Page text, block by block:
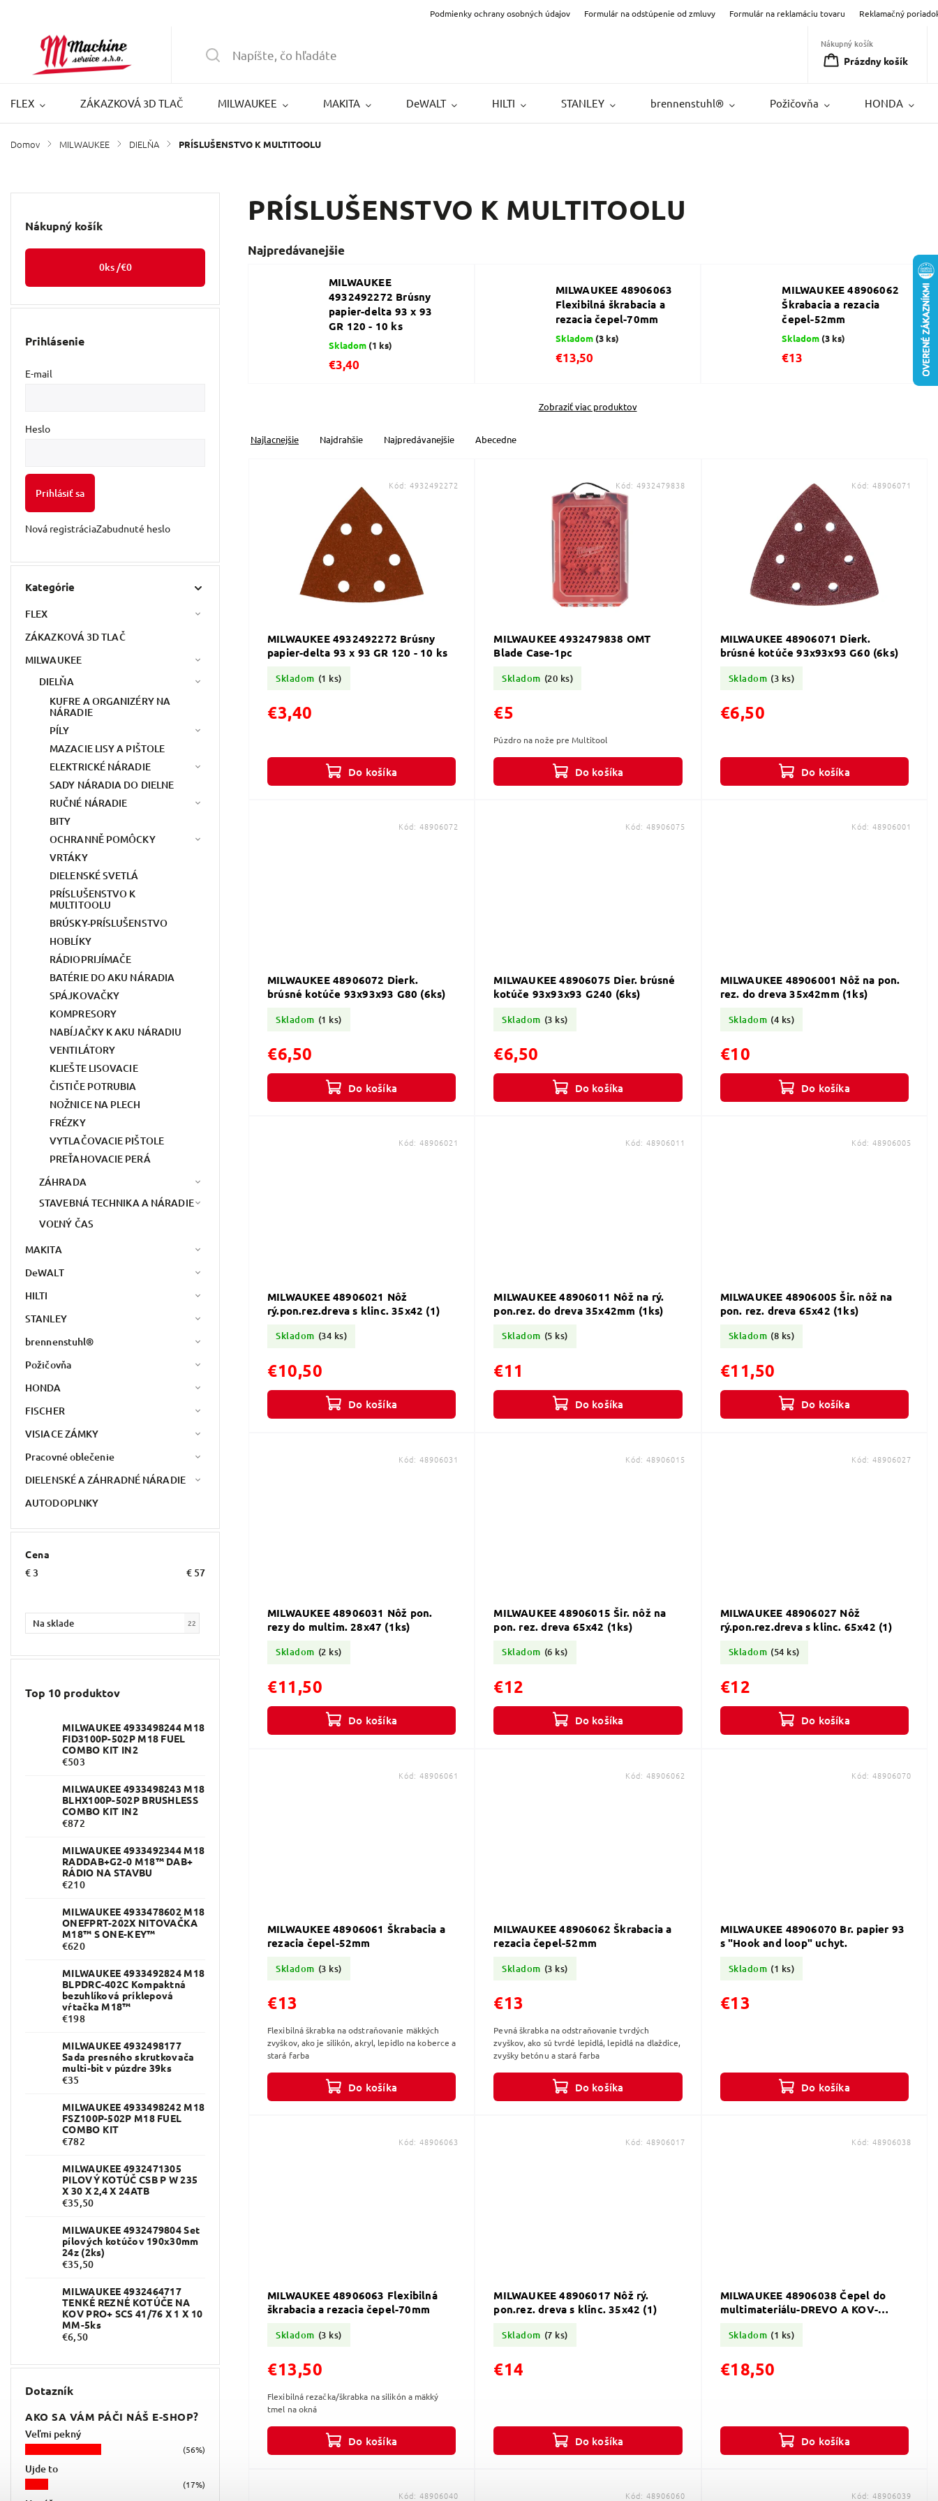
Podmienky ochrany osobných údajov Formulár na odstúpenie od zmluvy Formulár na reklamáciu tovaru Reklamačný
Nákupný košík
Prázdny košík
FLEX ZÁKAZKOVÁ 3D TLAČ MILWAUKEE MAKITA DeWALT HILTI STANLEY brennenstuhl® Požičovňa HONDA
Domov / MILWAUKEE / DIELŇA / PRÍSLUŠENSTVO K MULTITOOLU
Nákupný košík
0ks /€0
Prihlásenie
E-mail
Heslo
Prihlásiť sa
Nová registráciaZabudnuté heslo
Kategórie
FLEX
ZÁKAZKOVÁ 3D TLAČ
MILWAUKEE
DIELŇA
KUFRE A ORGANIZÉRY NA
NÁRADIE
PÍLY
MAZACIE LISY A PIŠTOLE
ELEKTRICKÉ NÁRADIE
SADY NÁRADIA DO DIELNE
RUČNÉ NÁRADIE
BITY
OCHRANNĚ POMÔCKY
VRTÁKY
DIELENSKÉ SVETLÁ
PRÍSLUŠENSTVO K
MULTITOOLU
BRÚSKY-PRÍSLUŠENSTVO
HOBLÍKY
RÁDIOPRIJÍMAČE
BATÉRIE DO AKU NÁRADIA
SPÁJKOVAČKY
KOMPRESORY
NABÍJAČKY K AKU NÁRADIU
VENTILÁTORY
KLIEŠTE LISOVACIE
ČISTIČE POTRUBIA
NOŽNICE NA PLECH
FRÉZKY
VYTLAČOVACIE PIŠTOLE
PREŤAHOVACIE PERÁ
ZÁHRADA
STAVEBNÁ TECHNIKA A NÁRADIE
VOĽNÝ ČAS
MAKITA
DeWALT
HILTI
STANLEY
brennenstuhl®
Požičovňa
HONDA
FISCHER
VISIACE ZÁMKY
Pracovné oblečenie
DIELENSKÉ A ZÁHRADNÉ NÁRADIE
AUTODOPLNKY
Cena
€3 € 57
Na sklade 22
Top 10 produktov
MILWAUKEE 4933498244 M18
FID3100P-502P M18 FUEL
COMBO KIT IN2
€503
MILWAUKEE 4933498243 M18
BLHX100P-502P BRUSHLESS
COMBO KIT IN2
€872
MILWAUKEE 4933492344 M18
RADDAB+G2-0 M18™ DAB+
RÁDIO NA STAVBU
€210
MILWAUKEE 4933478602 M18
ONEFPRT-202X NITOVAČKA
M18™ S ONE-KEY™
€620
MILWAUKEE 4933492824 M18
BLPDRC-402C Kompaktná
bezuhlíková príklepová
vŕtačka M18™
€198
MILWAUKEE 4932498177
Sada presného skrutkovača
multi-bit v púzdre 39ks
€35
MILWAUKEE 4933498242 M18
FSZ100P-502P M18 FUEL
COMBO KIT
€782
MILWAUKEE 4932471305
PILOVÝ KOTÚČ CSB P W 235
X 30 X 2,4 X 24ATB
€35,50
MILWAUKEE 4932479804 Set
pílových kotúčov 190x30mm
24z (2ks)
€35,50
MILWAUKEE 4932464717
TENKÉ REZNÉ KOTÚČE NA
KOV PRO+ SCS 41/76 X 1 X 10
MM-5ks
€6,50
Dotazník
AKO SA VÁM PÁČI NÁŠ E-SHOP?
Veľmi pekný
(56%)
Ujde to
(17%)
PRÍSLUŠENSTVO K MULTITOOLU
Najpredávanejšie
MILWAUKEE
4932492272 Brúsny
papier-delta 93 x 93
GR 120 - 10 ks
Skladom (1 ks)
€3,40
MILWAUKEE 48906063
Flexibilná škrabacia a
rezacia čepel-70mm
Skladom (3 ks)
€13,50
MILWAUKEE 48906062
Škrabacia a rezacia
čepel-52mm
Skladom (3 ks)
€13
Zobraziť viac produktov
Najlacnejšie Najdrahšie Najpredávanejšie Abecedne
MILWAUKEE 4932492272 Brúsny
papier-delta 93 x 93 GR 120 - 10 ks
Skladom (1 ks)
€3,40
Do košíka
Kód:4932492272
MILWAUKEE 4932479838 OMT
Blade Case-1pc
Skladom (20 ks)
€5
Do košíka
Púzdro na nože pre Multitool
Kód: 4932479838
MILWAUKEE 48906071 Dierk.
brúsné kotúče 93x93x93 G60 (6ks)
Skladom (3 ks)
€6,50
Do košíka
Kód: 48906071
MILWAUKEE 48906072 Dierk.
brúsné kotúče 93x93x93 G80 (6ks)
Skladom (1 ks)
€6,50
Do košíka
Kód:48906072
MILWAUKEE 48906075 Dier. brúsné
kotúče 93x93x93 G240 (6ks)
Skladom (3 ks)
€6,50
Do košíka
Kód: 48906075
MILWAUKEE 48906001 Nôž na pon.
rez. do dreva 35x42mm (1ks)
Skladom (4 ks)
€10
Do košíka
Kód: 48906001
MILWAUKEE 48906021 Nôž
rý.pon.rez.dreva s klinc. 35x42 (1)
Skladom (34 ks)
€10,50
Do košíka
Kód:48906021
MILWAUKEE 48906011 Nôž na rý.
pon.rez. do dreva 35x42mm (1ks)
Skladom (5 ks)
€11
Do košíka
Kód: 48906011
MILWAUKEE 48906005 Šir. nôž na
pon. rez. dreva 65x42 (1ks)
Skladom (8 ks)
€11,50
Do košíka
Kód: 48906005
MILWAUKEE 48906031 Nôž pon.
rezy do multim. 28x47 (1ks)
Skladom (2 ks)
€11,50
Do košíka
Kód:48906031
MILWAUKEE 48906015 Šir. nôž na
pon. rez. dreva 65x42 (1ks)
Skladom (6 ks)
€12
Do košíka
Kód: 48906015
MILWAUKEE 48906027 Nôž
rý.pon.rez.dreva s klinc. 65x42 (1)
Skladom (54 ks)
€12
Do košíka
Kód: 48906027
MILWAUKEE 48906061 Škrabacia a
rezacia čepel-52mm
Skladom (3 ks)
€13
Do košíka
Flexibilná škrabka na odstraňovanie mäkkých
zvyškov, ako je silikón, akryl, lepidlo na koberce a
stará farba
Kód:48906061
MILWAUKEE 48906062 Škrabacia a
rezacia čepel-52mm
Skladom (3 ks)
€13
Do košíka
Pevná škrabka na odstraňovanie tvrdých
zvyškov, ako sú tvrdé lepidlá, lepidlá na dlaždice,
zvyšky betónu a stará farba
Kód: 48906062
MILWAUKEE 48906070 Br. papier 93
s "Hook and loop" uchyt.
Skladom (1 ks)
€13
Do košíka
Kód: 48906070
MILWAUKEE 48906063 Flexibilná
škrabacia a rezacia čepel-70mm
Skladom (3 ks)
€13,50
Do košíka
Flexibilná rezačka/škrabka na silikón a mäkký
tmel na okná
Kód:48906063
MILWAUKEE 48906017 Nôž rý.
pon.rez. dreva s klinc. 35x42 (1)
Skladom (7 ks)
€14
Do košíka
Kód: 48906017
MILWAUKEE 48906038 Čepel do
multimateriálu-DREVO A KOV-
Skladom (1 ks)
€18,50
Do košíka
Kód: 48906038
Kód:48906040 Kód: 48906060 Kód: 48906039